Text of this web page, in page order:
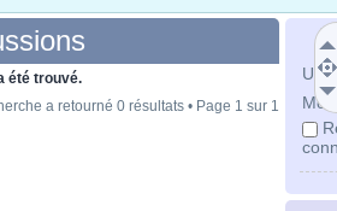
Mot
été trouvé.
a retourné 0 résultats • Page 1 sur 1